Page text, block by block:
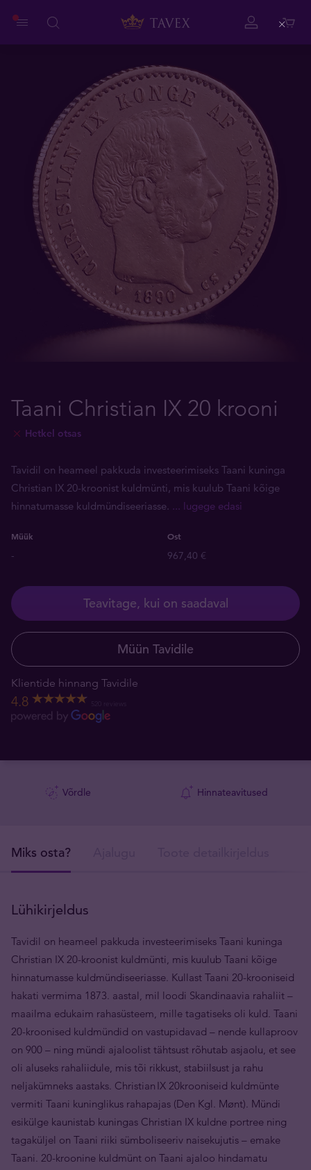
Taani Christian IX 20 krooni
Hetkel otsas
Tavidil on heameel pakkuda investeerimiseks Taani kuninga
Christian IX 20-kroonist kuldmünti, mis kuulub Taani kõige
hinnatumasse kuldmündiseeriasse. ... lugege edasi
Müük Ost
- 967,40 €
Teavitage, kui on saadaval
Müün Tavidile
Klientide hinnang Tavidile
4.8
Võrdle Hinnateavitused
Miks osta?
Lühikirjeldus
Tavidil on heameel pakkuda investeerimiseks Taani kuninga
Christian IX 20-kroonist kuldmünti, mis kuulub Taani kõige
hinnatumasse kuldmündiseeriasse. Kullast Taani 20-krooniseid
hakati vermima 1873. aastal, mil loodi Skandinaavia rahaliit –
maailma edukaim rahasüsteem, mille tagatiseks oli kuld. Taani
20-kroonised kuldmündid on vastupidavad – nende kullaproov
on 900 – ning mündi ajaloolist tähtsust rõhutab asjaolu, et see
oli aluseks rahaliidule, mis tõi rikkust, stabiilsust ja rahu
neljakümneks aastaks. Christian IX 20krooniseid kuldmünte
vermiti Taani kuninglikus rahapajas (Den Kgl. Mønt). Mündi
esikülge kaunistab kuningas Christian IX kuldne portree ning
tagaküljel on Taani riiki sümboliseeriv naisekujutis – emake
Taani. 20-kroonine kuldmünt on Taani ajaloo hindamatu
Close